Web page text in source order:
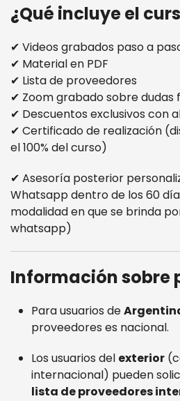
¿Qué incluye el
✔ Videos grabados paso a
✔ Material en PDF
✔ Lista de proveedores
✔ Zoom grabado sobre dudas
✔ Descuentos exclusivos con
✔ Certificado de realización
el 100% del curso)
✔ Asesoría posterior
Whatsapp dentro de los 60
modalidad en que se brinda
whatsapp)
Información sobre
Para usuarios de
proveedores es nacional.
Los usuarios del exterior
internacional) pueden
lista de proveedores